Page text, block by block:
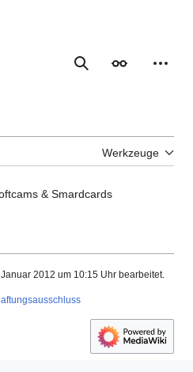
Suche
Werkzeuge
& Smardcards
2012 um 10:15 Uhr bearbeitet.